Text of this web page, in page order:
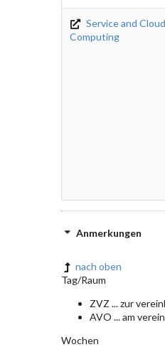
Service and Cloud
Computing
Anmerkungen
nach oben
Tag/Raum
ZVZ ... zur
AVO ... am
Wochen